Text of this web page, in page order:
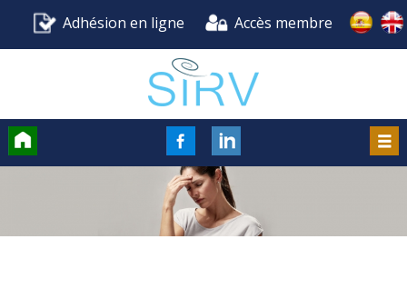
Accès membre
Adhésion en ligne
FaceBookLinkedIn